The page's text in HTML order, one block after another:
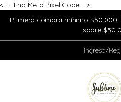
< !-- End Meta Pixel Code -->
Primera compra mínimo
sobre
Ingreso/